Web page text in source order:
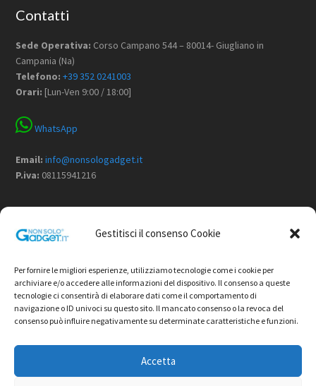
Gestitisci il consenso Cookie
Per fornire le migliori esperienze, utilizziamo tecnologie come i cookie per
archiviare e/o accedere alle informazioni del dispositivo. Il consenso a queste
tecnologie ci consentirà di elaborare dati come il comportamento di
navigazione o ID univoci su questo sito. Il mancato consenso o la revoca del
consenso può influire negativamente su determinate caratteristiche e funzioni.
Accetta
Contatti
Sede Operativa: Corso Campano 544 – 80014- Giugliano in
Campania (Na)
Telefono: +39 352 0241003
Orari: [Lun-Ven 9:00 / 18:00]
WhatsApp
Email: info@nonsologadget.it
P.iva: 08115941216
Menù
Home
Non Solo Gadget
Shop
Contatti
Cookie Policy